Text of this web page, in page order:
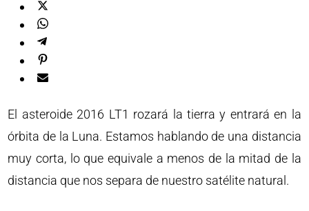
El asteroide 2016 LT1 rozará la tierra y entrará en la
órbita de la Luna. Estamos hablando de una distancia
muy corta, lo que equivale a menos de la mitad de la
distancia que nos separa de nuestro satélite natural.